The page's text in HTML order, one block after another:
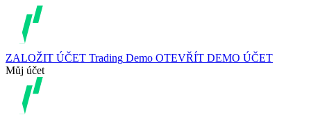
ZALOŽIT ÚČET Trading Demo OTEVŘÍT DEMO ÚČET
Můj účet